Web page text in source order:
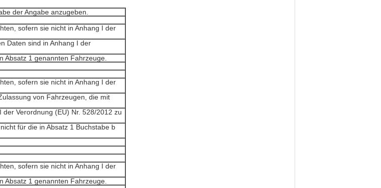
der Angabe anzugeben.
sofern sie nicht in Anhang I der
Daten sind in Anhang I der
Absatz 1 genannten Fahrzeuge.
sofern sie nicht in Anhang I der
von Fahrzeugen, die mit
Verordnung (EU) Nr. 528/2012 zu
für die in Absatz 1 Buchstabe b
sofern sie nicht in Anhang I der
Absatz 1 genannten Fahrzeuge.